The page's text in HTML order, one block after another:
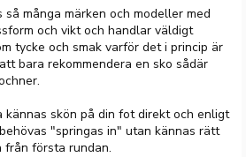
så många märken och modeller med
och vikt och handlar väldigt
tycke och smak varför det i princip är
bara rekommendera en sko sådär
kännas skön på din fot direkt och enligt
"springas in" utan kännas rätt
från första rundan.